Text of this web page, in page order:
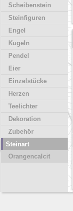
Scheibenstein
Steinfiguren
Engel
Kugeln
Pendel
Eier
Einzelstücke
Herzen
Teelichter
Dekoration
Zubehör
Steinart
Orangencalcit